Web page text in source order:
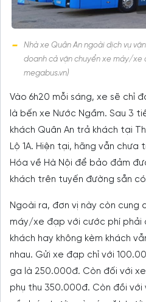
Nhà xe Quân An ngoài dịch vụ
doanh cả vận chuyển xe máy/xe
megabus.vn)
Vào 6h20 mỗi sáng, xe sẽ chỉ
là bến xe Nước Ngầm. Sau 3
khách Quân An trả khách tại
Lộ 1A. Hiện tại, hãng vẫn chưa
Hóa về Hà Nội để bảo đảm
khách trên tuyến đường sẵn
Ngoài ra, đơn vị này còn cung
máy/xe đạp với cước phí phải
khách hay không kèm khách
nhau. Gửi xe đạp chỉ với
ga là 250.000đ. Còn đối với
phụ thu 350.000đ. Còn đồi với